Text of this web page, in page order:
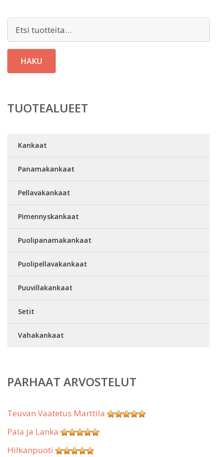
HAKU
TUOTEALUEET
Kankaat
Panamakankaat
Pellavakankaat
Pimennyskankaat
Puolipanamakankaat
Puolipellavakankaat
Puuvillakankaat
Setit
Vahakankaat
PARHAAT ARVOSTELUT
Teuvan Vaatetus Marttila
Pala ja Lanka
Hilkanpuoti